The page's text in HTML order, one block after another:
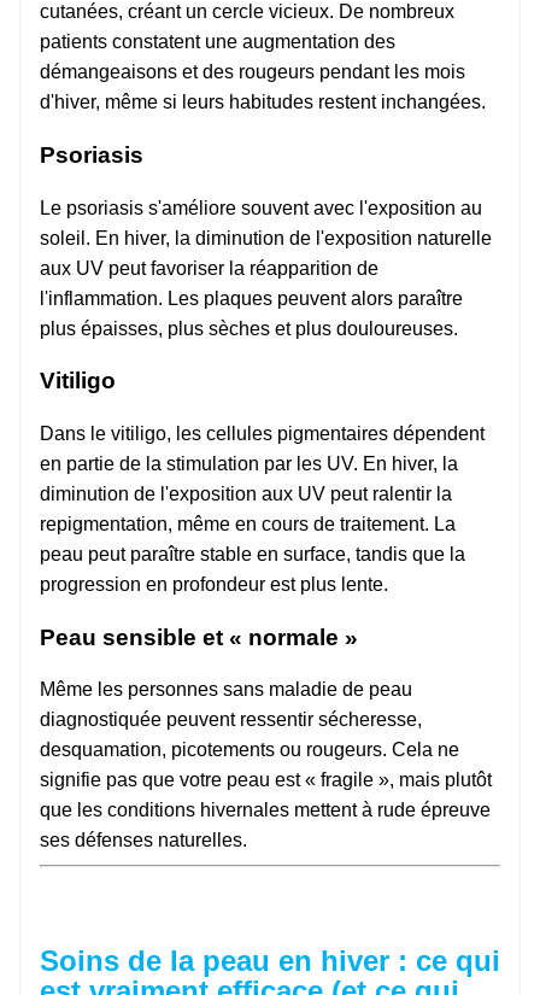
cutanées, créant un cercle vicieux. De nombreux
patients constatent une augmentation des
démangeaisons et des rougeurs pendant les mois
d'hiver, même si leurs habitudes restent inchangées.
Psoriasis
Le psoriasis s'améliore souvent avec l'exposition au
soleil. En hiver, la diminution de l'exposition naturelle
aux UV peut favoriser la réapparition de
l'inflammation. Les plaques peuvent alors paraître
plus épaisses, plus sèches et plus douloureuses.
Vitiligo
Dans le vitiligo, les cellules pigmentaires dépendent
en partie de la stimulation par les UV. En hiver, la
diminution de l'exposition aux UV peut ralentir la
repigmentation, même en cours de traitement. La
peau peut paraître stable en surface, tandis que la
progression en profondeur est plus lente.
Peau sensible et « normale »
Même les personnes sans maladie de peau
diagnostiquée peuvent ressentir sécheresse,
desquamation, picotements ou rougeurs. Cela ne
signifie pas que votre peau est « fragile », mais plutôt
que les conditions hivernales mettent à rude épreuve
ses défenses naturelles.
Soins de la peau en hiver : ce qui